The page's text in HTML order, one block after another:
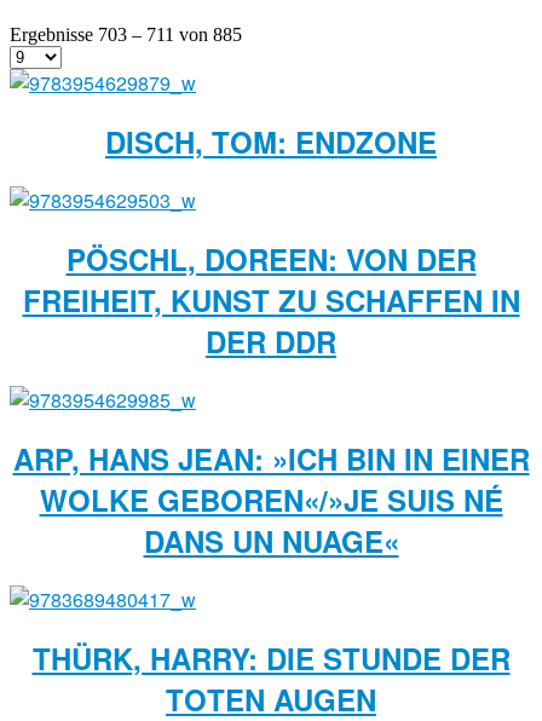
Ergebnisse 703 – 711 von 885
DISCH, TOM: ENDZONE
PÖSCHL, DOREEN: VON DER
FREIHEIT, KUNST ZU SCHAFFEN IN
DER DDR
ARP, HANS JEAN: »ICH BIN IN EINER
WOLKE GEBOREN«/»JE SUIS NÉ
DANS UN NUAGE«
THÜRK, HARRY: DIE STUNDE DER
TOTEN AUGEN